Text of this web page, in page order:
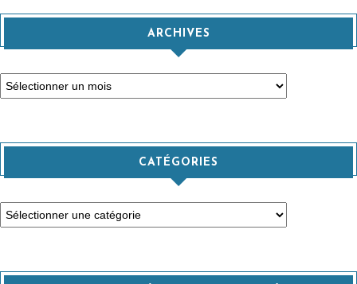
ARCHIVES
Archives
CATÉGORIES
Catégories